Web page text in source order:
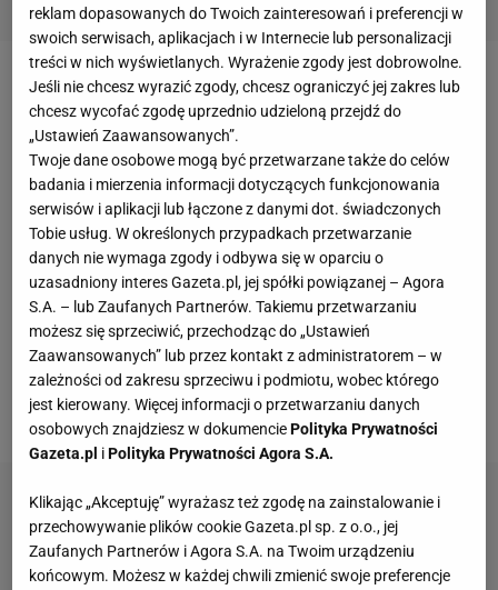
Niemal całaPolskaśledziła transmisję na żywo
prowadzoną przez streamera "Łatwoganga", który
przez dziewięć dni transmitował na YouTube
stream, na którym bez przerwy słuchał utworu
Bedoesa i Mai Mecan. Prowadził przy niej zbiórkę
dla chorych na nowotwór dzieci. Akcja stworzona z
myślą o podopiecznych Fundacji Cancer Fighters
przez dziewięć dni zebrała ponad ćwierć miliarda
złotych. W momencie pisania tego artykułu to ponad
250 milionów złotych. Zaangażowali się w nią
celebryci, sportowcy i zwykli ludzie.
reklam dopasowanych do Twoich zainteresowań i preferencji w
swoich serwisach, aplikacjach i w Internecie lub personalizacji
treści w nich wyświetlanych. Wyrażenie zgody jest dobrowolne.
Jeśli nie chcesz wyrazić zgody, chcesz ograniczyć jej zakres lub
chcesz wycofać zgodę uprzednio udzieloną przejdź do
„Ustawień Zaawansowanych”.
Twoje dane osobowe mogą być przetwarzane także do celów
badania i mierzenia informacji dotyczących funkcjonowania
serwisów i aplikacji lub łączone z danymi dot. świadczonych
Tobie usług. W określonych przypadkach przetwarzanie
danych nie wymaga zgody i odbywa się w oparciu o
uzasadniony interes Gazeta.pl, jej spółki powiązanej – Agora
S.A. – lub Zaufanych Partnerów. Takiemu przetwarzaniu
możesz się sprzeciwić, przechodząc do „Ustawień
Zaawansowanych” lub przez kontakt z administratorem – w
zależności od zakresu sprzeciwu i podmiotu, wobec którego
jest kierowany. Więcej informacji o przetwarzaniu danych
osobowych znajdziesz w dokumenciePolityka Prywatności
Gazeta.pl iPolityka Prywatności Agora S.A.
Klikając „Akceptuję” wyrażasz też zgodę na zainstalowanie i
przechowywanie plików cookie Gazeta.pl sp. z o.o., jej
Zaufanych Partnerów i Agora S.A. na Twoim urządzeniu
końcowym. Możesz w każdej chwili zmienić swoje preferencje